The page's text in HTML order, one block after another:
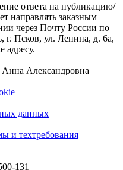
ответа на публикацию/
направлять заказным
через Почту России по
г. Псков, ул. Ленина, д. 6а,
адресу.
Александровна
данных
и техтребования
131